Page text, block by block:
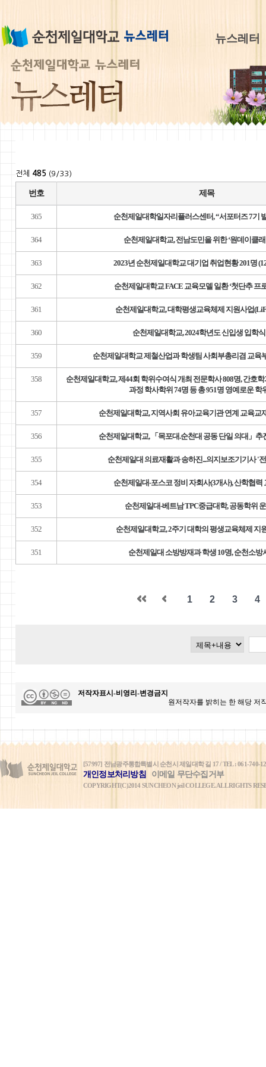
뉴스레터
전체 485 (9/33)
번호 제목
365 순천제일대학일자리플러스센터, “서포터즈 7기
364 순천제일대학교, 전남도민을 위한 ‘원데이클래
363 2023년 순천제일대학교 대기업 취업현황 201명
362 순천제일대학교 FACE 교육모델 일환 ‘첫단추 프
361 순천제일대학교, 대학평생교육체제 지원사업
360 순천제일대학교, 2024학년도 신입생 입학
359 순천제일대학교 제철산업과 학생팀 사회부총리겸 교육
358
순천제일대학교, 제44회 학위수여식 개최 전문학사 808명, 간호
과정 학사학위 74명 등 총 951명 영예로운 학
357 순천제일대학교, 지역사회 유아교육기관 연계 교육교
356 순천제일대학교, 「목포대.순천대 공동 단일 의대」추
355 순천제일대 의료재활과 송하진...의지보조기기사 '
354 순천제일대-포스코 정비 자회사(3개사), 산학협력
353 순천제일대-베트남 TPC중급대학, 공동학위
352 순천제일대학교, 2주기 대학의 평생교육체제 지
351 순천제일대 소방방재과 학생 10명, 순천소방
1 2 3 4
저작자표시-비영리-변경금지
원저작자를 밝히는 한 해당 저
[57997] 전남광주통합특별시 순천시 제일대학 길 17 / TEL : 061-740-
개인정보처리방침 이메일 무단수집거부
COPYRIGHT(C)2014 SUNCHEON jeil COLLEGE. ALL RIGHTS